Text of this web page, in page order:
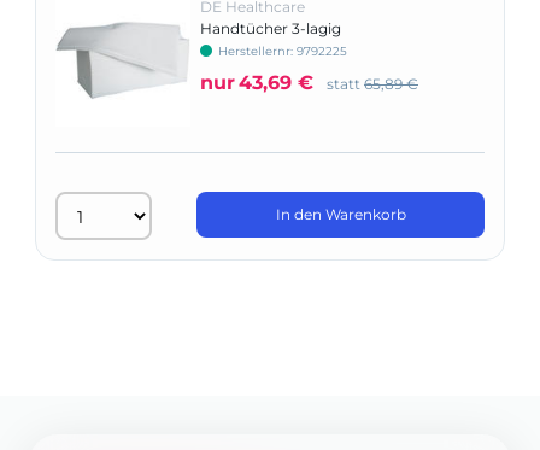
DE Healthcare
Handtücher 3-lagig
Herstellernr: 9792225
nur43,69 € statt 65,89 €
In den Warenkorb